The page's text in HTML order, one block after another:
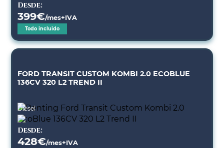
Desde:
399€/mes+IVA
Todo incluido
FORD TRANSIT CUSTOM KOMBI 2.0 ECOBLUE
136CV 320 L2 TREND II
Diésel
Desde:
428€/mes+IVA